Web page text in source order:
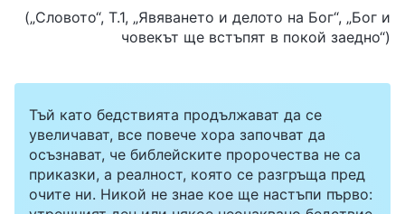
(„Словото“, Т.1, „Явяването и делото на Бог“, „Бог и
човекът ще встъпят в покой заедно“)
Тъй като бедствията продължават да се
увеличават, все повече хора започват да
осъзнават, че библейските пророчества не са
приказки, а реалност, която се разгръща пред
очите ни. Никой не знае кое ще настъпи първо: